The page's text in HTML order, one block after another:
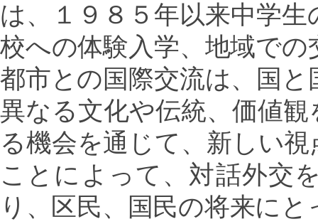
は、１９８５年以来中学
校への体験入学、地域で
都市との国際交流は、国
異なる文化や伝統、価値
る機会を通じて、新しい
ことによって、対話外交
り、区民、国民の将来に